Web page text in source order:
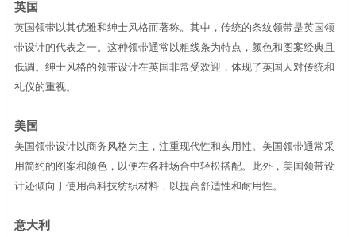
英国
英国领带以其优雅和绅士风格而著称。其中，传统的条纹领带是英国领
带设计的代表之一。这种领带通常以粗线条为特点，颜色和图案经典且
低调。绅士风格的领带设计在英国非常受欢迎，体现了英国人对传统和
礼仪的重视。
美国
美国领带设计以商务风格为主，注重现代性和实用性。美国领带通常采
用简约的图案和颜色，以便在各种场合中轻松搭配。此外，美国领带设
计还倾向于使用高科技纺织材料，以提高舒适性和耐用性。
意大利